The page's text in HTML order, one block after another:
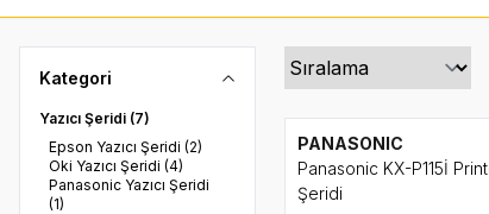
Kategori
Yazıcı Şeridi (7)
Epson Yazıcı Şeridi (2)
Oki Yazıcı Şeridi (4)
Panasonic Yazıcı Şeridi
(1)
PANASONIC
Panasonic KX-P115İ
Şeridi